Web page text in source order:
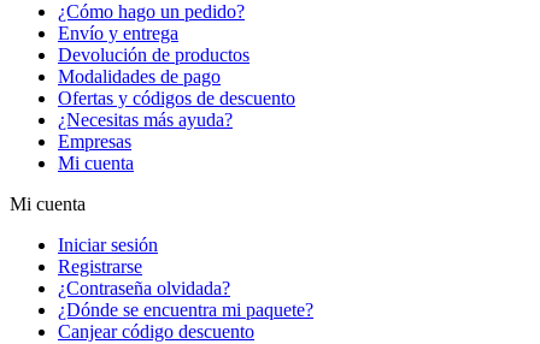
¿Cómo hago un pedido?
Envío y entrega
Devolución de productos
Modalidades de pago
Ofertas y códigos de descuento
¿Necesitas más ayuda?
Empresas
Mi cuenta
Mi cuenta
Iniciar sesión
Registrarse
¿Contraseña olvidada?
¿Dónde se encuentra mi paquete?
Canjear código descuento